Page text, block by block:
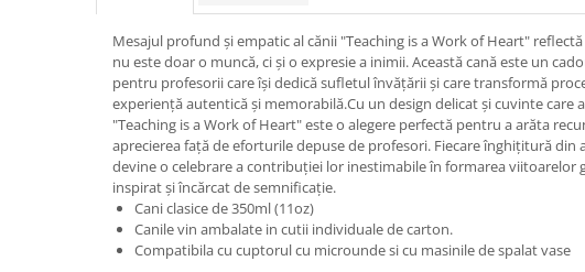
Tricouri Stari
Tricouri Gameri
Tricouri Mesaje Virale
Tricouri Vesele
Tricouri Zicale Romanesti
Tricouri Copii
Mesajul profund și empatic al cănii "Teaching is a Work of Heart"
nu este doar o muncă, ci și o expresie a inimii. Această cană este un
pentru profesorii care își dedică sufletul învățării și care transformă
experiență autentică și memorabilă.Cu un design delicat și cuvinte care
"Teaching is a Work of Heart" este o alegere perfectă pentru a arăta
aprecierea față de eforturile depuse de profesori. Fiecare înghițitură din
devine o celebrare a contribuției lor inestimabile în formarea viitoarelor
inspirat și încărcat de semnificație.
Cani clasice de 350ml (11oz)
Canile vin ambalate in cutii individuale de carton.
Compatibila cu cuptorul cu microunde si cu masinile de spalat vase